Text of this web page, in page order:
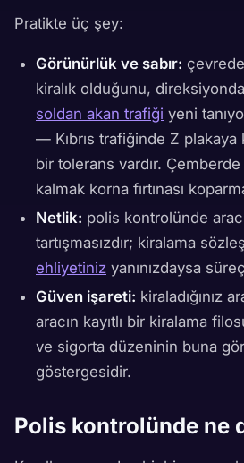
Pratikte üç şey:
Görünürlük ve sabır:
kiralık olduğunu,
soldan akan trafiği yeni
— Kıbrıs trafiğinde Z plakaya
bir tolerans vardır.
kalmak korna fırtınası
Netlik: polis kontrolünde
tartışmasızdır; kiralama
ehliyetiniz yanınızdaysa
Güven işareti: kiraladığınız
aracın kayıtlı bir kiralama
ve sigorta düzeninin buna
göstergesidir.
Polis kontrolünde ne